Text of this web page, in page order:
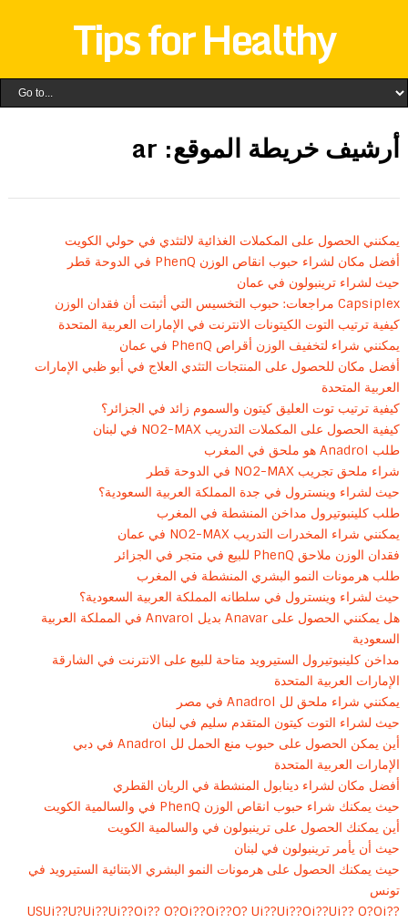
Tips for Healthy
أرشيف خريطة الموقع: ar
يمكنني الحصول على المكملات الغذائية لالتثدي في حولي الكويت
أفضل مكان لشراء حبوب انقاص الوزن PhenQ في الدوحة قطر
حيث لشراء ترينبولون في عمان
Capsiplex مراجعات: حبوب التخسيس التي أثبتت أن فقدان الوزن
كيفية ترتيب التوت الكيتونات الانترنت في الإمارات العربية المتحدة
يمكنني شراء لتخفيف الوزن أقراص PhenQ في عمان
أفضل مكان للحصول على المنتجات التثدي العلاج في أبو ظبي الإمارات
العربية المتحدة
كيفية ترتيب توت العليق كيتون والسموم زائد في الجزائر؟
كيفية الحصول على المكملات التدريب NO2-MAX في لبنان
طلب Anadrol هو ملحق في المغرب
شراء ملحق تجريب NO2-MAX في الدوحة قطر
حيث لشراء وينسترول في جدة المملكة العربية السعودية؟
طلب كلينبوتيرول مداخن المنشطة في المغرب
يمكنني شراء المخدرات التدريب NO2-MAX في عمان
فقدان الوزن ملاحق PhenQ للبيع في متجر في الجزائر
طلب هرمونات النمو البشري المنشطة في المغرب
حيث لشراء وينسترول في سلطانه المملكة العربية السعودية؟
هل يمكنني الحصول على Anavar بديل Anvarol في المملكة العربية
السعودية
مداخن كلينبوتيرول الستيرويد متاحة للبيع على الانترنت في الشارقة
الإمارات العربية المتحدة
يمكنني شراء ملحق لل Anadrol في مصر
حيث لشراء التوت كيتون المتقدم سليم في لبنان
أين يمكن الحصول على حبوب منع الحمل لل Anadrol في دبي
الإمارات العربية المتحدة
أفضل مكان لشراء دينابول المنشطة في الريان القطري
حيث يمكنك شراء حبوب انقاص الوزن PhenQ في والسالمية الكويت
أين يمكنك الحصول على ترينبولون في والسالمية الكويت
حيث أن يأمر ترينبولون في لبنان
حيث يمكنك الحصول على هرمونات النمو البشري الابتنائية الستيرويد في
تونس
USUi??U?Ui??Ui??Oi?? O?Oi??Oi??O? Ui??Ui??Oi??Ui?? O?Oi??